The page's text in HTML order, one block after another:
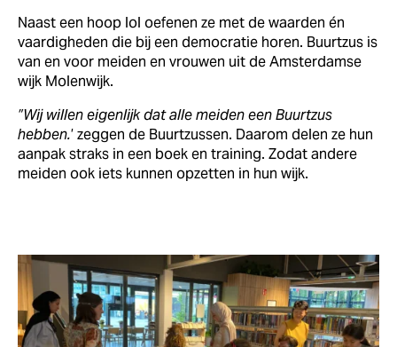
Naast een hoop lol oefenen ze met de waarden én
vaardigheden die bij een democratie horen. Buurtzus is
van en voor meiden en vrouwen uit de Amsterdamse
wijk Molenwijk.
”Wij willen eigenlijk dat alle meiden een Buurtzus
hebben.’ zeggen de Buurtzussen. Daarom delen ze hun
aanpak straks in een boek en training. Zodat andere
meiden ook iets kunnen opzetten in hun wijk.